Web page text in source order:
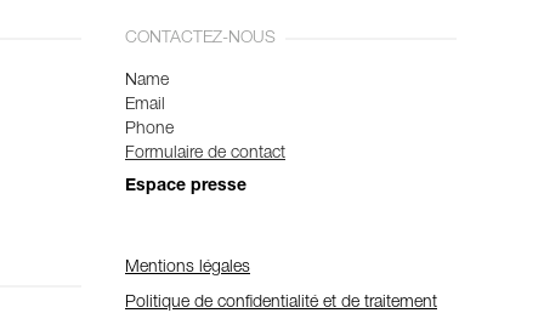
CONTACTEZ-NOUS
Name
Email
Phone
Formulaire de contact
Espace presse
Mentions légales
Politique de confidentialité et de traitement